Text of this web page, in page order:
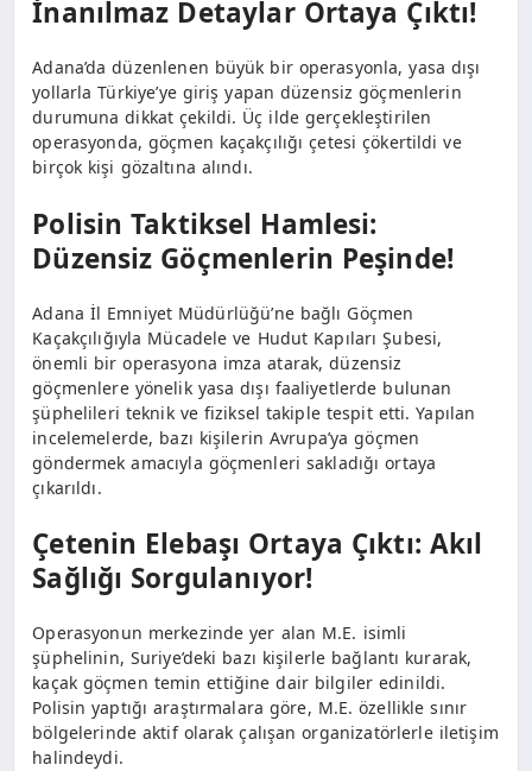
İnanılmaz Detaylar Ortaya Çıktı!
Adana’da düzenlenen büyük bir operasyonla, yasa dışı
yollarla Türkiye’ye giriş yapan düzensiz göçmenlerin
durumuna dikkat çekildi. Üç ilde gerçekleştirilen
operasyonda, göçmen kaçakçılığı çetesi çökertildi ve
birçok kişi gözaltına alındı.
Polisin Taktiksel Hamlesi:
Düzensiz Göçmenlerin Peşinde!
Adana İl Emniyet Müdürlüğü’ne bağlı Göçmen
Kaçakçılığıyla Mücadele ve Hudut Kapıları Şubesi,
önemli bir operasyona imza atarak, düzensiz
göçmenlere yönelik yasa dışı faaliyetlerde bulunan
şüphelileri teknik ve fiziksel takiple tespit etti. Yapılan
incelemelerde, bazı kişilerin Avrupa’ya göçmen
göndermek amacıyla göçmenleri sakladığı ortaya
çıkarıldı.
Çetenin Elebaşı Ortaya Çıktı: Akıl
Sağlığı Sorgulanıyor!
Operasyonun merkezinde yer alan M.E. isimli
şüphelinin, Suriye’deki bazı kişilerle bağlantı kurarak,
kaçak göçmen temin ettiğine dair bilgiler edinildi.
Polisin yaptığı araştırmalara göre, M.E. özellikle sınır
bölgelerinde aktif olarak çalışan organizatörlerle iletişim
halindeydi.